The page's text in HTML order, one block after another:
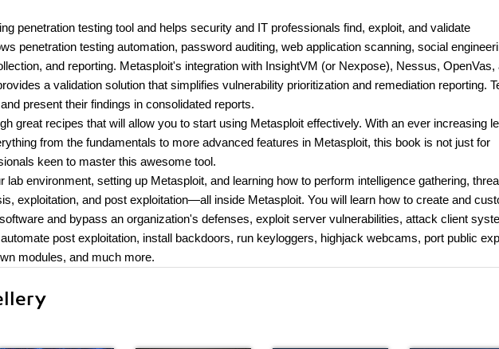
penetration testing tool and helps security and IT professionals find, exploit, and validate
penetration testing automation, password auditing, web application scanning, social
and reporting. Metasploit's integration with InsightVM (or Nexpose), Nessus, OpenVas,
a validation solution that simplifies vulnerability prioritization and remediation reporting.
present their findings in consolidated reports.
great recipes that will allow you to start using Metasploit effectively. With an ever increasing
from the fundamentals to more advanced features in Metasploit, this book is not just for
keen to master this awesome tool.
lab environment, setting up Metasploit, and learning how to perform intelligence gathering,
exploitation, and post exploitation—all inside Metasploit. You will learn how to create and
and bypass an organization's defenses, exploit server vulnerabilities, attack client
post exploitation, install backdoors, run keyloggers, highjack webcams, port public
modules, and much more.